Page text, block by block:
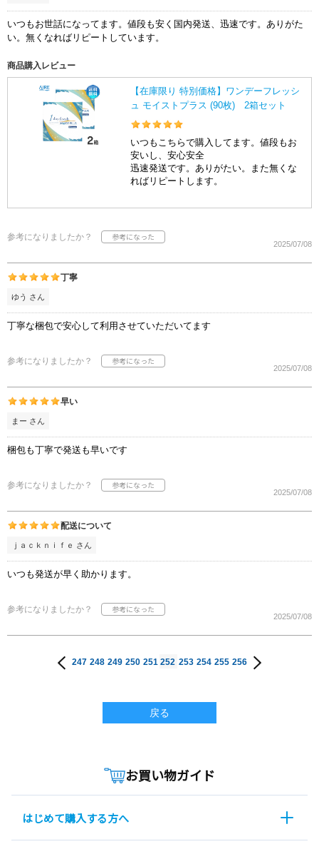
いつもお世話になってます。値段も安く国内発送、迅速です。ありがた
い。無くなればリピートしています。
商品購入レビュー
【在庫限り 特別価格】ワンデーフレッシ
ュ モイストプラス (90枚) 2箱セット
いつもこちらで購入してます。値段もお
安いし、安心安全
迅速発送です。ありがたい。また無くな
ればリピートします。
参考になりましたか？
2025/07/08
丁寧
ゆう さん
丁寧な梱包で安心して利用させていただいてます
参考になりましたか？
2025/07/08
早い
まー さん
梱包も丁寧で発送も早いです
参考になりましたか？
2025/07/08
配送について
ｊａｃｋｎｉｆｅ さん
いつも発送が早く助かります。
参考になりましたか？
2025/07/08
247 248 249 250 251 252 253 254 255 256
戻る
お買い物ガイド
はじめて購入する方へ